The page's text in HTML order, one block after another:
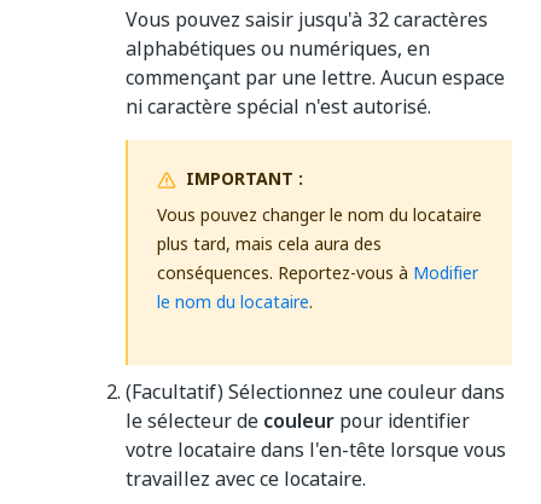
Vous pouvez saisir jusqu'à 32 caractères
alphabétiques ou numériques, en
commençant par une lettre. Aucun espace
ni caractère spécial n'est autorisé.
IMPORTANT :
Vous pouvez changer le nom du locataire
plus tard, mais cela aura des
conséquences. Reportez-vous à Modifier
le nom du locataire.
(Facultatif) Sélectionnez une couleur dans
le sélecteur de couleur pour identifier
votre locataire dans l'en-tête lorsque vous
travaillez avec ce locataire.